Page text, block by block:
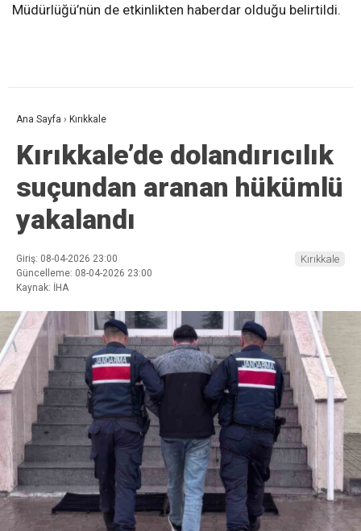
Müdürlüğü’nün de etkinlikten haberdar olduğu belirtildi.
Ana Sayfa › Kırıkkale
Kırıkkale’de dolandırıcılık
suçundan aranan hükümlü
yakalandı
Giriş: 08-04-2026 23:00
Güncelleme: 08-04-2026 23:00
Kaynak: İHA
Kırıkkale